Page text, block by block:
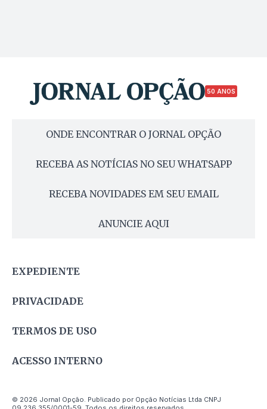
50 ANOS
ONDE ENCONTRAR O JORNAL OPÇÃO
RECEBA AS NOTÍCIAS NO SEU WHATSAPP
RECEBA NOVIDADES EM SEU EMAIL
ANUNCIE AQUI
EXPEDIENTE
PRIVACIDADE
TERMOS DE USO
ACESSO INTERNO
© 2026 Jornal Opção. Publicado por Opção Notícias Ltda CNPJ